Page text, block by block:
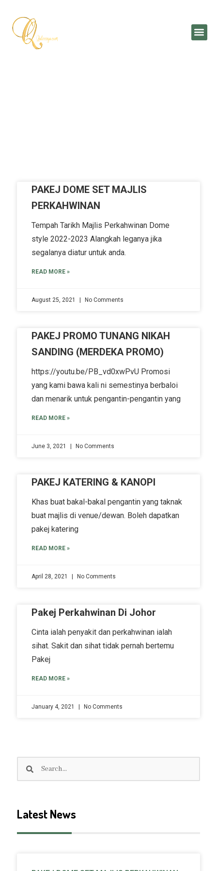
content
pakejnikahjohor
PAKEJ DOME SET MAJLIS
PERKAHWINAN
Tempah Tarikh Majlis Perkahwinan Dome
style 2022-2023 Alangkah leganya jika
segalanya diatur untuk anda.
READ MORE »
August 25, 2021 No Comments
PAKEJ PROMO TUNANG NIKAH
SANDING (MERDEKA PROMO)
https://youtu.be/PB_vd0xwPvU Promosi
yang kami bawa kali ni semestinya berbaloi
dan menarik untuk pengantin-pengantin yang
READ MORE »
June 3, 2021 No Comments
PAKEJ KATERING & KANOPI
Khas buat bakal-bakal pengantin yang taknak
buat majlis di venue/dewan. Boleh dapatkan
pakej katering
READ MORE »
April 28, 2021 No Comments
Pakej Perkahwinan Di Johor
Cinta ialah penyakit dan perkahwinan ialah
sihat. Sakit dan sihat tidak pernah bertemu
Pakej
READ MORE »
January 4, 2021 No Comments
Latest News